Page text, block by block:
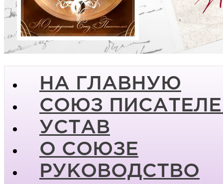
НА ГЛАВНУЮ
СОЮЗ
УСТАВ
О СОЮЗЕ
РУКОВОДСТВО